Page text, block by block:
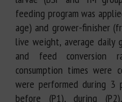
feeding program was
age) and grower-finisher
live weight, average daily
and feed conversion
consumption times were
were performed during 3
before (P1), during